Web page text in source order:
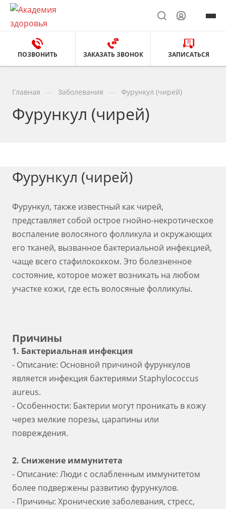
ПОЗВОНИТЬ ЗАКАЗАТЬ ЗВОНОК ЗАПИСАТЬСЯ
Главная Заболевания Фурункул (чирей)
Фурункул (чирей)
Фурункул (чирей)
Фурункул, также известный как чирей,
представляет собой острое гнойно-некротическое
воспаление волосяного фолликула и окружающих
его тканей, вызванное бактериальной инфекцией,
чаще всего стафилококком. Это болезненное
состояние, которое может возникать на любом
участке кожи, где есть волосяные фолликулы.
Причины
1. Бактериальная инфекция
- Описание: Основной причиной фурункулов
является инфекция бактериями Staphylococcus
aureus.
- Особенности: Бактерии могут проникать в кожу
через мелкие порезы, царапины или
повреждения.
2. Снижение иммунитета
- Описание: Люди с ослабленным иммунитетом
более подвержены развитию фурункулов.
- Причины: Хронические заболевания, стресс,